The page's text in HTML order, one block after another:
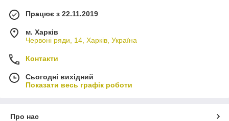
Працює з 22.11.2019
м. Харків
Червоні ряди, 14, Харків, Україна
Контакти
Сьогодні вихідний
Показати весь графік роботи
Про нас